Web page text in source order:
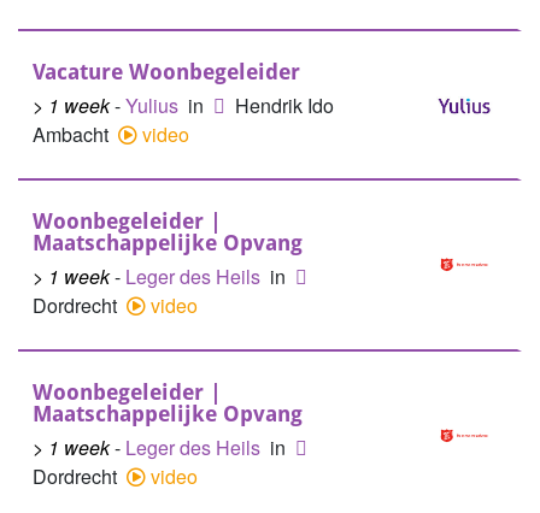
Vacature Woonbegeleider
> 1 week-Yulius in
Hendrik Ido
Ambacht
video
Woonbegeleider |
Maatschappelijke Opvang
> 1 week- Leger des Heils in
Dordrecht
video
Woonbegeleider |
Maatschappelijke Opvang
> 1 week- Leger des Heils in
Dordrecht
video